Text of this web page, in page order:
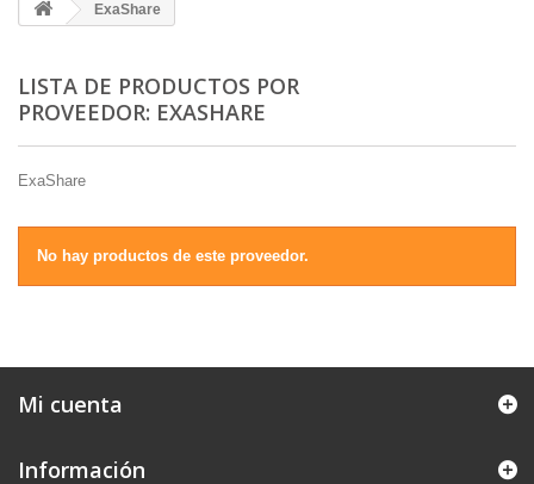
ExaShare
LISTA DE PRODUCTOS POR
PROVEEDOR: EXASHARE
ExaShare
No hay productos de este proveedor.
Mi cuenta
Información